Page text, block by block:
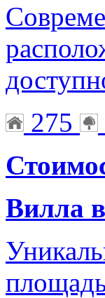
275
Вилла